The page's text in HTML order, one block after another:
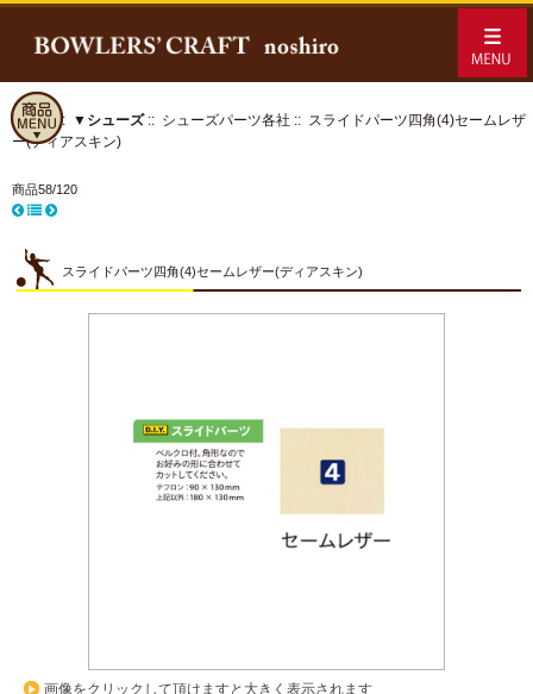
ホーム:: ▼シューズ:: シューズパーツ各社 :: スライドパーツ四角(4)セームレザ
ー(ディアスキン)
商品58/120
スライドパーツ四角(4)セームレザー(ディアスキン)
画像をクリックして頂けますと大きく表示されます